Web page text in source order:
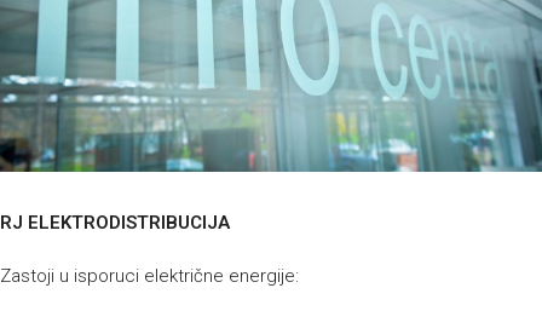
RJ ELEKTRODISTRIBUCIJA
Zastoji u isporuci električne energije: